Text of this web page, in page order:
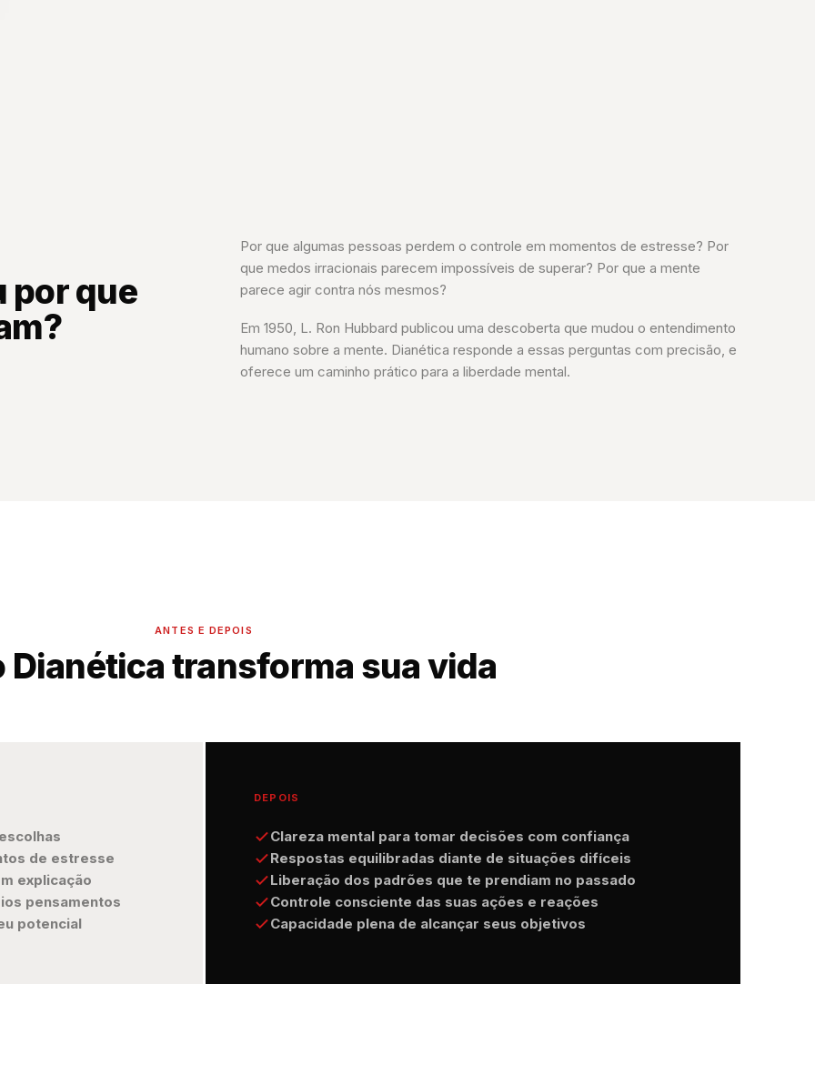
por que
Por que algumas pessoas perdem o controle em momentos de estresse? Por
que medos irracionais parecem impossíveis de superar? Por que a mente
parece agir contra nós mesmos?
Em 1950, L. Ron Hubbard publicou uma descoberta que mudou o entendimento
humano sobre a mente. Dianética responde a essas perguntas com precisão, e
oferece um caminho prático para a liberdade mental.
ANTES E DEPOIS
Dianética transforma sua vida
de estresse
explicação
pensamentos
potencial
DEPOIS
Clareza mental para tomar decisões com confiança
Respostas equilibradas diante de situações difíceis
Liberação dos padrões que te prendiam no passado
Controle consciente das suas ações e reações
Capacidade plena de alcançar seus objetivos